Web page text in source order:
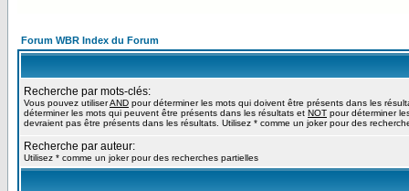
Forum WBR Index du Forum
Recherche par mots-clés:
Vous pouvez utiliserAND pour déterminer les mots qui doivent être présents dans les
déterminer les mots qui peuvent être présents dans les résultats et NOT pour déterminer
devraient pas être présents dans les résultats. Utilisez * comme un joker pour des
Recherche par auteur:
Utilisez * comme un joker pour des recherches partielles